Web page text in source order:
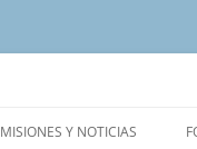
MISIONES Y NOTICIAS